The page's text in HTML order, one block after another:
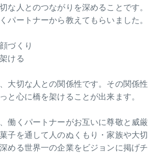
な人とのつながりを深めることです。
パートナーから教えてもらいました。
づくり
ける
大切な人との関係性です。その関係性
と心に橋を架けることが出来ます。
働くパートナーがお互いに尊敬と威厳
子を通して人のぬくもり・家族や大切
める世界一の企業をビジョンに掲げチ